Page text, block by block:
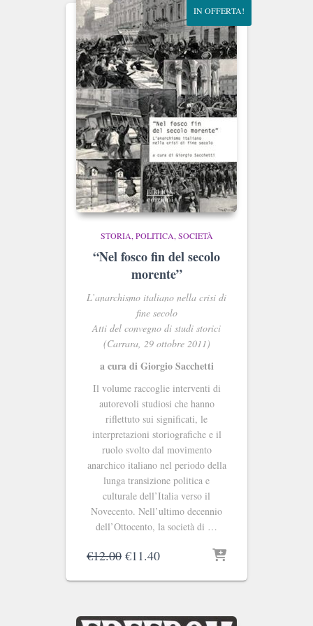
IN OFFERTA!
STORIA, POLITICA, SOCIETÀ
“Nel fosco fin del secolo
morente”
L’anarchismo italiano nella crisi di
fine secolo
Atti del convegno di studi storici
(Carrara, 29 ottobre 2011)
a cura di Giorgio Sacchetti
Il volume raccoglie interventi di
autorevoli studiosi che hanno
riflettuto sui significati, le
interpretazioni storiografiche e il
ruolo svolto dal movimento
anarchico italiano nel periodo della
lunga transizione politica e
culturale dell’Italia verso il
Novecento. Nell’ultimo decennio
dell’Ottocento, la società di …
€12.00 Il
originale
€12.00.
€11.40Il
attuale
€11.40.